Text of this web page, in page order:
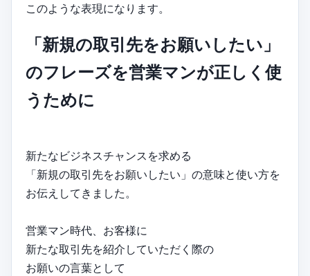
このような表現になります。
「新規の取引先をお願いしたい」
のフレーズを営業マンが正しく使
うために
新たなビジネスチャンスを求める
「新規の取引先をお願いしたい」の意味と使い方を
お伝えしてきました。
営業マン時代、お客様に
新たな取引先を紹介していただく際の
お願いの言葉として